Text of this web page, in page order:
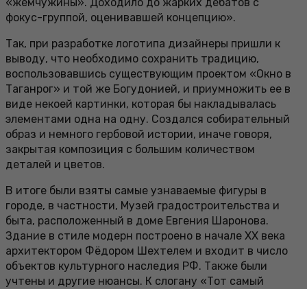
фокус-группой, оценивавшей концепцию».
Так, при разработке логотипа дизайнеры пришли к
выводу, что необходимо сохранить традицию,
воспользовавшись существующим проектом «Окно в
Таганрог» и той же Богудонией, и приумножить ее в
виде некоей картинки, которая бы накладывалась
элементами одна на одну. Создался собирательный
образ и немного гербовой истории, иначе говоря,
закрытая композиция с большим количеством
деталей и цветов.
В итоге были взяты самые узнаваемые фигуры в
городе, в частности, Музей градостроительства и
быта, расположенный в доме Евгения Шаронова.
Здание в стиле модерн построено в начале XX века
архитектором Фёдором Шехтелем и входит в число
объектов культурного наследия РФ. Также были
учтены и другие нюансы. К слогану «Тот самый